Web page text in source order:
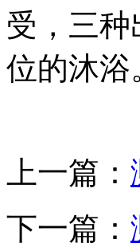
受，三
位的沐浴
上一篇：
下一篇：